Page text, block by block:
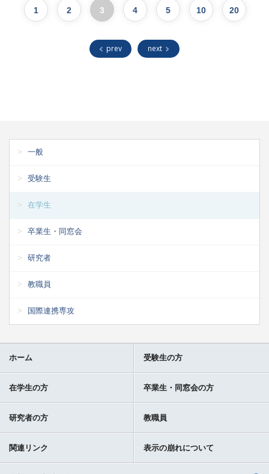
prev
1 2 3 4 5 10 20
next
一般
受験生
在学生
卒業生・同窓会
研究者
教職員
国際連携専攻
ホーム 受験生の方
在学生の方 卒業生・同窓会の方
研究者の方 教職員
関連リンク 表示の崩れについて